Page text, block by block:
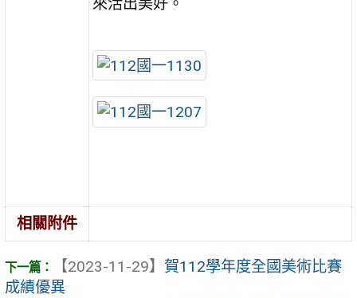
來活出美好。
相關附件
【2023-11-29】 賀112學年度全國美術比賽
成績優異